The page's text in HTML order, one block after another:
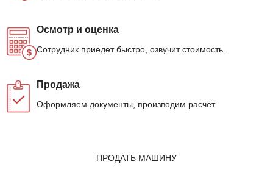
Осмотр и оценка
Сотрудник приедет быстро, озвучит стоимость.
Продажа
Оформляем документы, производим расчёт.
ПРОДАТЬ МАШИНУ